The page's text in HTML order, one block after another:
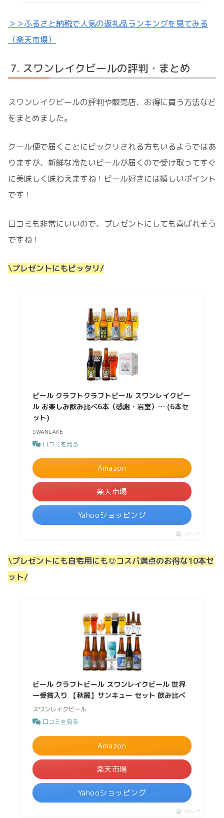
＞＞ふるさと納税で人気の返礼品ランキングを見てみる
（楽天市場）
スワンレイクビールの評判・まとめ
スワンレイクビールの評判や販売店、お得に買う方法など
をまとめました。
クール便で届くことにビックリされる方もいるようではあ
りますが、新鮮な冷たいビールが届くので受け取ってすぐ
に美味しく味わえますね！ビール好きには嬉しいポイント
です！
口コミも非常にいいので、プレゼントにしても喜ばれそう
ですね！
\プレゼントにもピッタリ/
ビール クラフトクラフトビール スワンレイクビー
ル お楽しみ飲み比べ6本（感謝・岩室）… (6本セ
ット)
SWANLAKE
口コミを見る
Amazon
楽天市場
Yahooショッピング
ポチップ
\プレゼントにも自宅用にも◎コスパ満点のお得な10本セ
ット/
ビール クラフトビール スワンレイクビール 世界
一受賞入り 【秋麗】サンキュー セット 飲み比べ
スワンレイクビール
口コミを見る
Amazon
楽天市場
Yahooショッピング
ポチップ